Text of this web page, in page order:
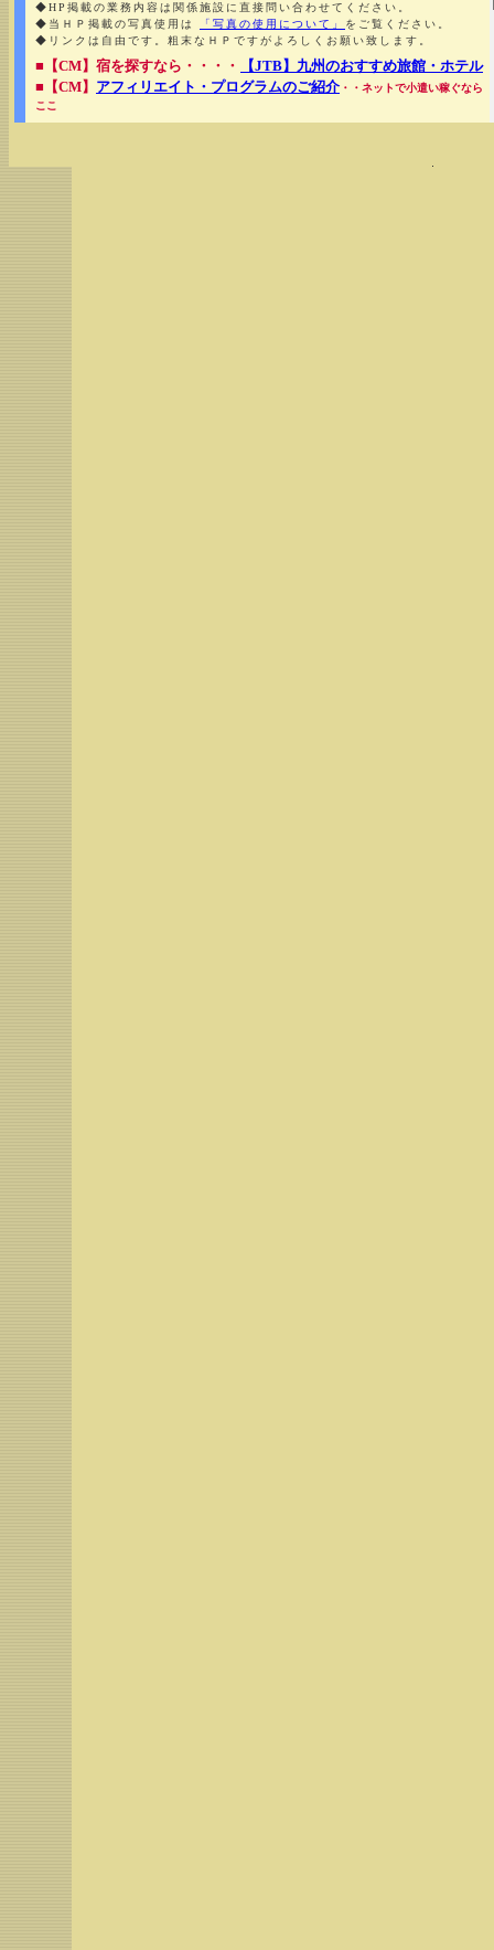
◆HP掲載の業務内容は関係施設に直接問い合わせてください。
◆当ＨＰ掲載の写真使用は
「写真の使用について」 をご覧ください。
◆リンクは自由です。粗末なＨＰですがよろしくお願い致します。
■【CM】宿を探すなら・・・・
【JTB】九州のおすすめ旅館・ホテル
■【CM】 アフィリエイト・プログラムのご紹介 ・・ネットで小遣い稼ぐなら
ここ